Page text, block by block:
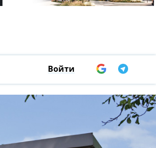
Войти